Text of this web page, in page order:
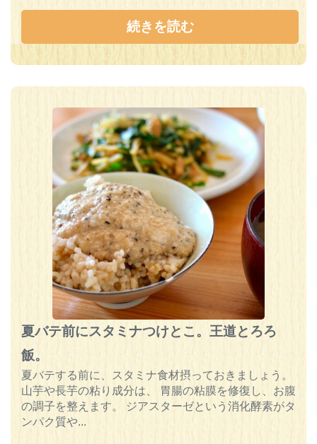
続きを読む
夏バテ前にスタミナつけとこ。王道とろろ
飯。
夏バテする前に、スタミナ食材摂っておきましょう。
山芋や長芋の粘り成分は、 胃腸の粘膜を修復し、お腹
の調子を整えます。 ジアスターゼという消化酵素がタ
ンパク質や...